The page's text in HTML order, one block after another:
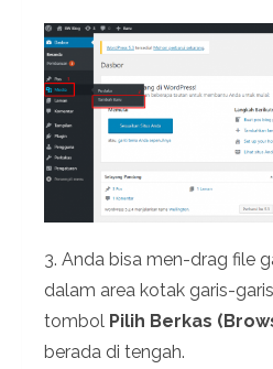
3. Anda bisa men-drag file
dalam area kotak garis-
tombol Pilih Berkas
berada di tengah.